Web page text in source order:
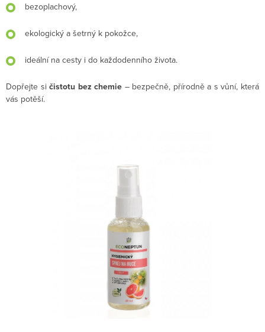
bezoplachový,
ekologický a šetrný k pokožce,
ideální na cesty i do každodenního života.
Dopřejte sičistotu bez chemie – bezpečně, přírodně a s vůní, která
vás potěší.